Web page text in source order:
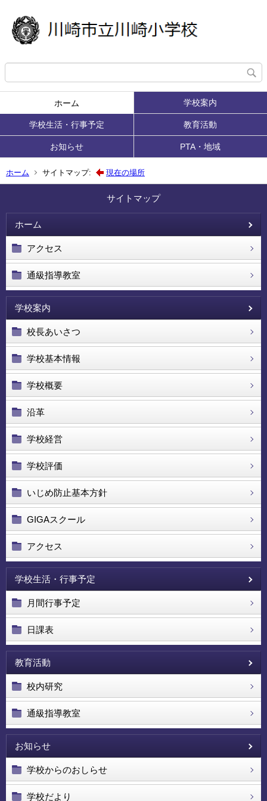
ホーム 学校案内
学校生活・行事予定 教育活動
お知らせ PTA・地域
ホーム サイトマップ: 現在の場所
サイトマップ
ホーム
アクセス
通級指導教室
学校案内
校長あいさつ
学校基本情報
学校概要
沿革
学校経営
学校評価
いじめ防止基本方針
GIGAスクール
アクセス
学校生活・行事予定
月間行事予定
日課表
教育活動
校内研究
通級指導教室
お知らせ
学校からのおしらせ
学校だより